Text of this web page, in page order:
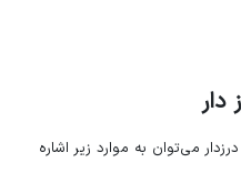
دار
می‌توان به موارد زیر اشاره